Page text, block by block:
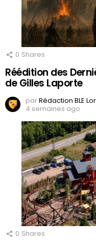
0 Shares
Réédition des
de Gilles Laporte
parRédaction BLE
4 semaines ago
0 Shares